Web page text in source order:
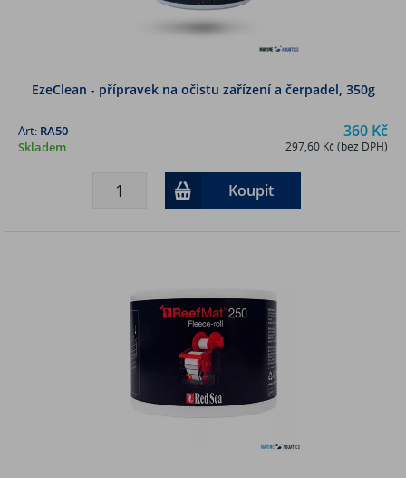
EzeClean - přípravek na očistu zařízení a čerpadel, 350g
360 Kč
297,60 Kč (bez DPH)
Art: RA50
Skladem
Koupit